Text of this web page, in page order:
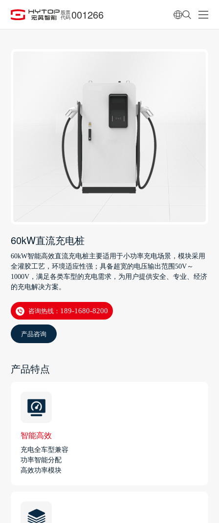
股票
代码 001266
60kW直流充电桩
60kW智能高效直流充电桩主要适用于小功率充电场景，模块采用
全灌胶工艺，环境适应性强；具备超宽的电压输出范围50V～
1000V，满足各类车型的充电需求，为用户提供安全、专业、经济
的充电解决方案。
咨询热线： 189-1680-8200
产品咨询
产品特点
智能高效
充电全车型兼容
功率智能分配
高效功率模块